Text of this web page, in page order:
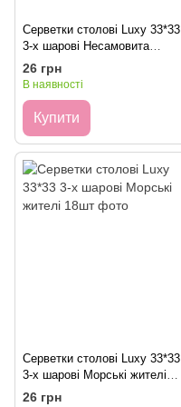
Серветки столові Luxy 33*33
3-х шарові Несамовита
ніжність 18шт
26 грн
В наявності
Купити
Серветки столові Luxy 33*33
3-х шарові Морські жителі
18шт
26 грн